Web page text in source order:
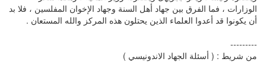
الوزارات ، فما الفرق بين جهاد أهل السنة وجهاد الإخوان المفلسين ، فلا بد
أن يكونوا قد أعدوا العلماء الذين يحتلون هذه المركز والله المستعان .
---------
من شريط : ( أسئلة الجهاد الاندونيسي )